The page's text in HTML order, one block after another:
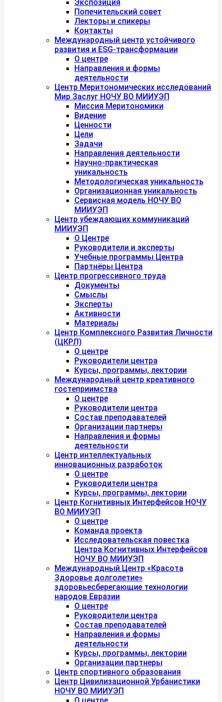
Экспозиция
Попечительский совет
Лекторы и спикеры
Контакты
Международный центр устойчивого
развития и ESG-трансформации
О центре
Направления и формы
деятельности
Центр Меритономических исследований
Мир Заслуг НОЧУ ВО МИИУЭП
Миссия Меритономики
Видение
Ценности
Цели
Задачи
Направления деятельности
Научно-практическая
уникальность
Методологическая уникальность
Организационная уникальность
Сервисная модель НОЧУ ВО
МИИУЭП
Центр убеждающих коммуникаций
МИИУЭП
О Центре
Руководители и эксперты
Учебные программы Центра
Партнёры Центра
Центр прогрессивного труда
Документы
Смыслы
Эксперты
Активности
Материалы
Центр Комплексного Развития Личности
(ЦКРЛ)
О центре
Руководители центра
Курсы, программы, лектории
Международный центр креативного
гостеприимства
О центре
Руководители центра
Состав преподавателей
Организации партнеры
Направления и формы
деятельности
Центр интеллектуальных
инновационных разработок
О центре
Руководители центра
Курсы, программы, лектории
Центр Когнитивных Интерфейсов НОЧУ
ВО МИИУЭП
О центре
Команда проекта
Исследовательская повестка
Центра Когнитивных Интерфейсов
НОЧУ ВО МИИУЭП
Международный Центр «Красота
Здоровье долголетие»
здоровьесберегающие технологии
народов Евразии
О центре
Руководители центра
Состав преподавателей
Направления и формы
деятельности
Курсы, программы, лектории
Организации партнеры
Центр спортивного образования
Центр Цивилизационной Урбанистики
НОЧУ ВО МИИУЭП